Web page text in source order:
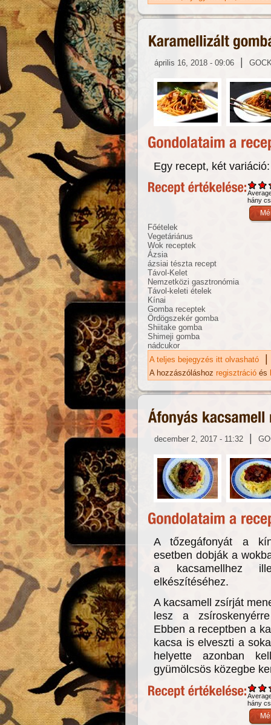
április 16, 2018 - 09:06 |
Egy recept, két
hány
Főételek
Vegetáriánus
Wok receptek
Ázsia
ázsiai tészta recept
Távol-Kelet
Nemzetközi gasztronómia
Távol-keleti ételek
Kínai
Gomba receptek
Ördögszekér gomba
Shiitake gomba
Shimeji gomba
nádcukor
A teljes bejegyzés itt olvasható
|
A hozzászóláshoz regisztráció és
december 2, 2017 - 11:32 |
A tőzegáfonyát a
esetben dobják a
a kacsamellhez
elkészítéséhez.
A kacsamell zsírját
lesz a
Ebben a receptben a
kacsa is elveszti a
helyette azonban
gyümölcsös közegbe
hány